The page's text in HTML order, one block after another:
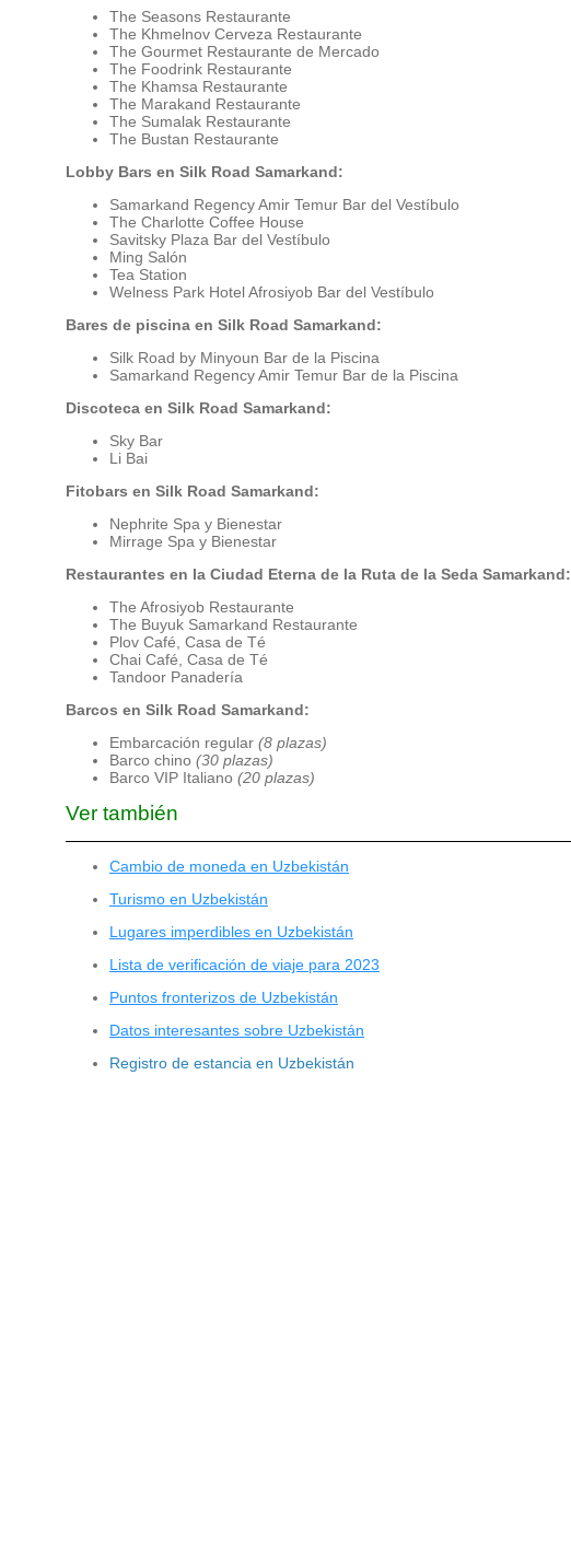
The Seasons Restaurante
The Khmelnov Cerveza Restaurante
The Gourmet Restaurante de Mercado
The Foodrink Restaurante
The Khamsa Restaurante
The Marakand Restaurante
The Sumalak Restaurante
The Bustan Restaurante
Lobby Bars en Silk Road Samarkand:
Samarkand Regency Amir Temur Bar del Vestíbulo
The Charlotte Coffee House
Savitsky Plaza Bar del Vestíbulo
Ming Salón
Tea Station
Welness Park Hotel Afrosiyob Bar del Vestíbulo
Bares de piscina en Silk Road Samarkand:
Silk Road by Minyoun Bar de la Piscina
Samarkand Regency Amir Temur Bar de la Piscina
Discoteca en Silk Road Samarkand:
Sky Bar
Li Bai
Fitobars en Silk Road Samarkand:
Nephrite Spa y Bienestar
Mirrage Spa y Bienestar
Restaurantes en la Ciudad Eterna de la Ruta de la Seda Samarkand:
The Afrosiyob Restaurante
The Buyuk Samarkand Restaurante
Plov Café, Casa de Té
Chai Café, Casa de Té
Tandoor Panadería
Barcos en Silk Road Samarkand:
Embarcación regular (8 plazas)
Barco chino (30 plazas)
Barco VIP Italiano (20 plazas)
Ver también
Cambio de moneda en Uzbekistán
Turismo en Uzbekistán
Lugares imperdibles en Uzbekistán
Lista de verificación de viaje para 2023
Puntos fronterizos de Uzbekistán
Datos interesantes sobre Uzbekistán
Registro de estancia en Uzbekistán